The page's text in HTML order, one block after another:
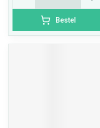
Bestel